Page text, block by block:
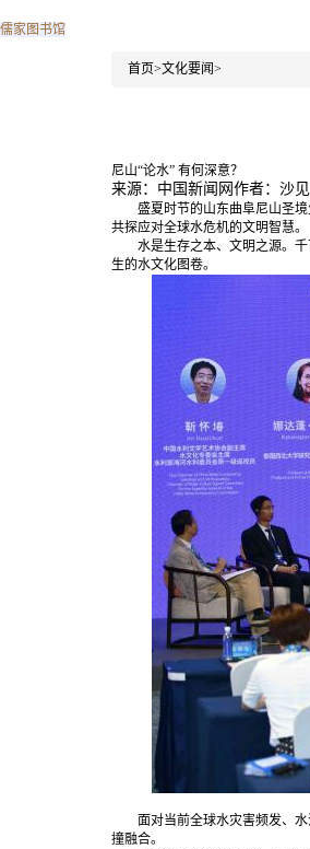
儒家图书馆
首页>文化要闻>
尼山“论水” 有何深意？
来源：中国新闻网 作者：沙
盛夏时节的山东曲阜尼山圣
共探应对全球水危机的文明智慧。
水是生存之本、文明之源。千
生的水文化图卷。
面对当前全球水灾害频发、水
撞融合。